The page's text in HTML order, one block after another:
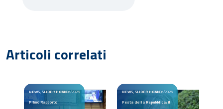
Articoli correlati
NEWS, SLIDER HOME30/06/2026
Primo Rapporto
NEWS, SLIDER HOME02/06/2026
Festa della Repubblica: il